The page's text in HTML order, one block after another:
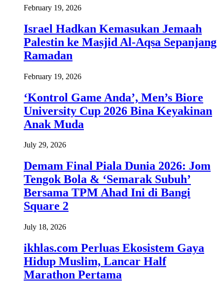
February 19, 2026
Israel Hadkan Kemasukan Jemaah
Palestin ke Masjid Al-Aqsa Sepanjang
Ramadan
February 19, 2026
‘Kontrol Game Anda’, Men’s Biore
University Cup 2026 Bina Keyakinan
Anak Muda
July 29, 2026
Demam Final Piala Dunia 2026: Jom
Tengok Bola & ‘Semarak Subuh’
Bersama TPM Ahad Ini di Bangi
Square 2
July 18, 2026
ikhlas.com Perluas Ekosistem Gaya
Hidup Muslim, Lancar Half
Marathon Pertama